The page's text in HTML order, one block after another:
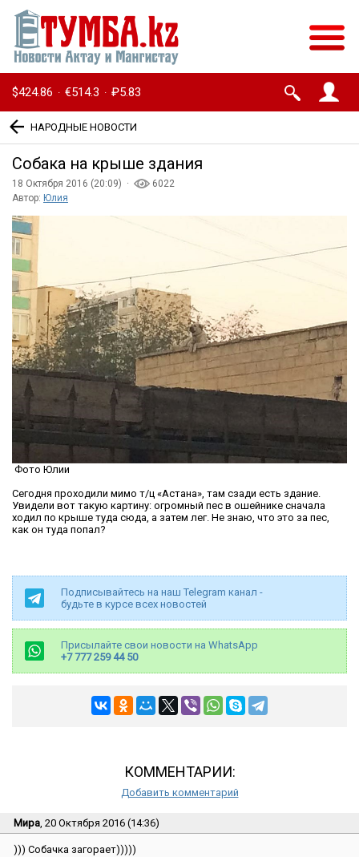
$424.86 · €514.3 · ₽5.83
НАРОДНЫЕ НОВОСТИ
Собака на крыше здания
18 Октября 2016 (20:09) ·
6022
Автор: Юлия
Фото Юлии
Сегодня проходили мимо т/ц «Астана», там сзади есть здание.
Увидели вот такую картину: огромный пес в ошейнике сначала
ходил по крыше туда сюда, а затем лег. Не знаю, что это за пес,
как он туда попал?
Подписывайтесь на наш Telegram канал -
будьте в курсе всех новостей
Присылайте свои новости на WhatsApp
+7 777 259 44 50
КОММЕНТАРИИ:
Добавить комментарий
Мира, 20 Октября 2016 (14:36)
))) Собачка загорает)))))